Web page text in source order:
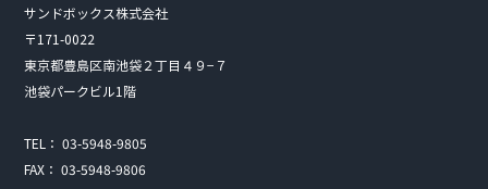
サンドボックス株式会社
〒171-0022
東京都豊島区南池袋２丁目４９−７
池袋パークビル1階
TEL： 03-5948-9805
FAX： 03-5948-9806